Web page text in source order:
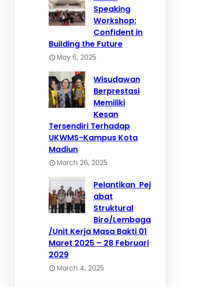
Speaking
Workshop:
Confident in
Building the Future
May 6, 2025
Wisudawan
Berprestasi
Memiliki
Kesan
Tersendiri Terhadap
UKWMS-Kampus Kota
Madiun
March 26, 2025
Pelantikan Pej
abat
Struktural
Biro/Lembaga
/Unit Kerja Masa Bakti 01
Maret 2025 – 28 Februari
2029
March 4, 2025